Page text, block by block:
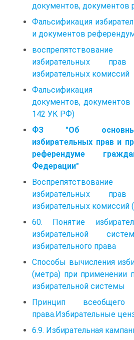
документов, документов
Фальсификация
и документов
воспрепятствование
избирательных
избирательных комиссий
Фальсификация
документов, документов
142 УК РФ)
ФЗ "Об
избирательных прав и
референдуме
Федерации"
Воспрепятствование
избирательных
избирательных комиссий
60. Понятие
избирательной
избирательного права
Способы вычисления
(метра) при применении
избирательной системы
Принцип всеобщего
права.Избирательные
6.9. Избирательная